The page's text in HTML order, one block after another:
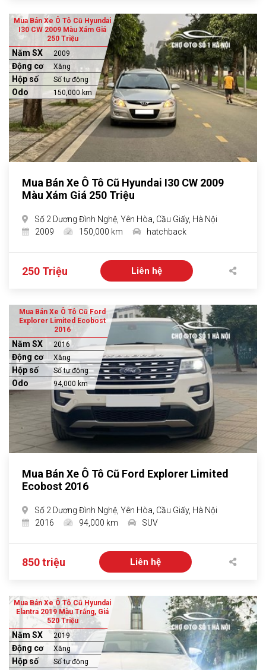
Mua Bán Xe Ô Tô Cũ Hyundai
I30 CW 2009 Màu Xám Giá
250 Triệu
Năm SX 2009
Động cơ Xăng
Hộp số Số tự động
Odo 150,000 km
Mua Bán Xe Ô Tô Cũ Hyundai I30 CW 2009
Màu Xám Giá 250 Triệu
Số 2 Dương Đình Nghệ, Yên Hòa, Cầu Giấy, Hà Nội
2009
150,000 km hatchback
250 Triệu Liên hệ
Mua Bán Xe Ô Tô Cũ Ford
Explorer Limited Ecobost
2016
Năm SX 2016
Động cơ Xăng
Hộp số Số tự động
Odo 94,000 km
Mua Bán Xe Ô Tô Cũ Ford Explorer Limited
Ecobost 2016
Số 2 Dương Đình Nghệ, Yên Hòa, Cầu Giấy, Hà Nội
2016
94,000 km SUV
850 triệu Liên hệ
Mua Bán Xe Ô Tô Cũ Hyundai
Elantra 2019 Màu Trắng, Giá
520 Triệu
Năm SX 2019
Động cơ Xăng
Hộp số Số tự động